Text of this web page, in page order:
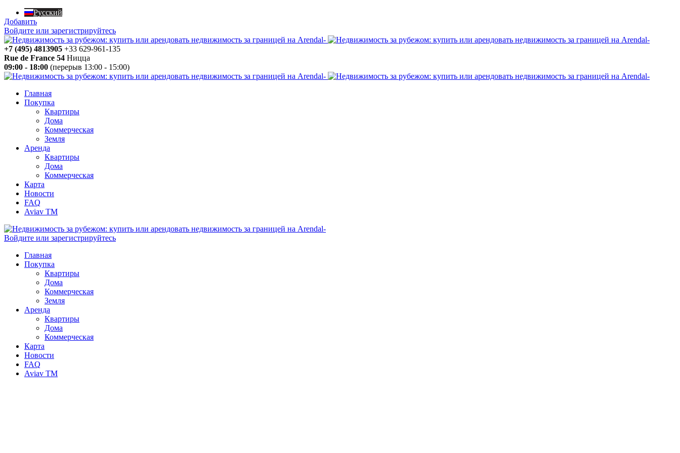
Русский
Добавить
Войдите или зарегистрируйтесь
+7 (495) 4813905 +33 629-961-135
Rue de France 54 Ницца
09:00 - 18:00 (перерыв 13:00 - 15:00)
Главная
Покупка
Квартиры
Дома
Коммерческая
Земля
Аренда
Квартиры
Дома
Коммерческая
Карта
Новости
FAQ
Aviav TM
Войдите или зарегистрируйтесь
Главная
Покупка
Квартиры
Дома
Коммерческая
Земля
Аренда
Квартиры
Дома
Коммерческая
Карта
Новости
FAQ
Aviav TM